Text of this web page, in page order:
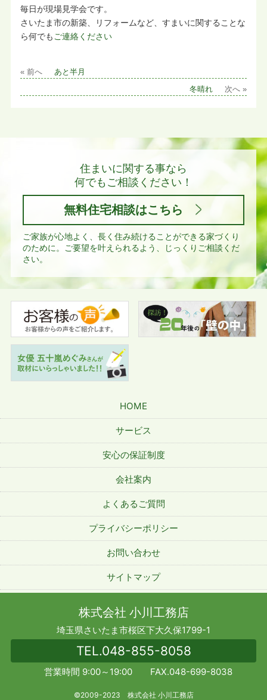
毎日が現場見学会です。
さいたま市の新築、リフォームなど、すまいに関することな
ら何でも ご連絡ください
« 前へ あと半月
冬晴れ 次へ »
住まいに関する事なら
何でもご相談ください！
無料住宅相談はこちら
ご家族が心地よく、長く住み続けることができる家づくり
のために。
ご要望を叶えられるよう、じっくりご相談くだ
さい。
HOME
サービス
安心の保証制度
会社案内
よくあるご質問
プライバシーポリシー
お問い合わせ
サイトマップ
株式会社 小川工務店
埼玉県さいたま市桜区下大久保1799-1
TEL.048-855-8058
営業時間 9:00～19:00 FAX.048-699-8038
©2009-2023 株式会社 小川工務店